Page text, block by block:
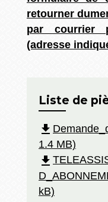
retourner
par courrier
(adresse
Liste de
file_download
1.4 MB)
file_download
kB)